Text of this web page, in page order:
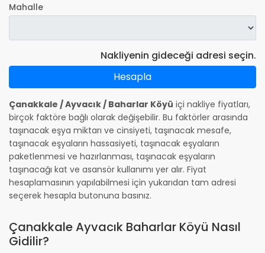
Mahalle
Nakliyenin gideceği adresi seçin.
Hesapla
Çanakkale / Ayvacık / Baharlar Köyü içi nakliye fiyatları,
birçok faktöre bağlı olarak değişebilir. Bu faktörler arasında
taşınacak eşya miktarı ve cinsiyeti, taşınacak mesafe,
taşınacak eşyaların hassasiyeti, taşınacak eşyaların
paketlenmesi ve hazırlanması, taşınacak eşyaların
taşınacağı kat ve asansör kullanımı yer alır. Fiyat
hesaplamasının yapılabilmesi için yukarıdan tam adresi
seçerek hesapla butonuna basınız.
Çanakkale Ayvacık Baharlar Köyü Nasıl
Gidilir?